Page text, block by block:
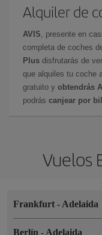
Alquiler de
AVIS , presente en
completa de coches
Plus disfrutarás de
que alquiles tu coche
gratuito y obtendrás
podrás canjear por
Vuelos
Frankfurt - Adelaida
Berlín - Adelaida